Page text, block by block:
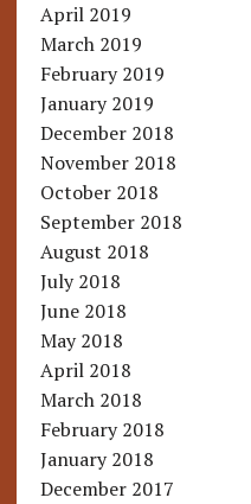
April 2019
March 2019
February 2019
January 2019
December 2018
November 2018
October 2018
September 2018
August 2018
July 2018
June 2018
May 2018
April 2018
March 2018
February 2018
January 2018
December 2017